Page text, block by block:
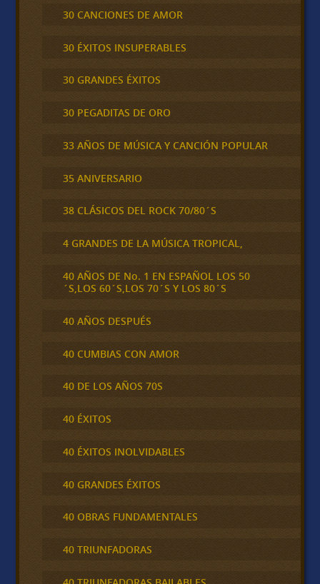
30 CANCIONES DE AMOR
30 ÉXITOS INSUPERABLES
30 GRANDES ÉXITOS
30 PEGADITAS DE ORO
33 AÑOS DE MÚSICA Y CANCIÓN POPULAR
35 ANIVERSARIO
38 CLÁSICOS DEL ROCK 70/80´S
4 GRANDES DE LA MÚSICA TROPICAL,
40 AÑOS DE No. 1 EN ESPAÑOL LOS 50
´S,LOS 60´S,LOS 70´S Y LOS 80´S
40 AÑOS DESPUÉS
40 CUMBIAS CON AMOR
40 DE LOS AÑOS 70S
40 ÉXITOS
40 ÉXITOS INOLVIDABLES
40 GRANDES ÉXITOS
40 OBRAS FUNDAMENTALES
40 TRIUNFADORAS